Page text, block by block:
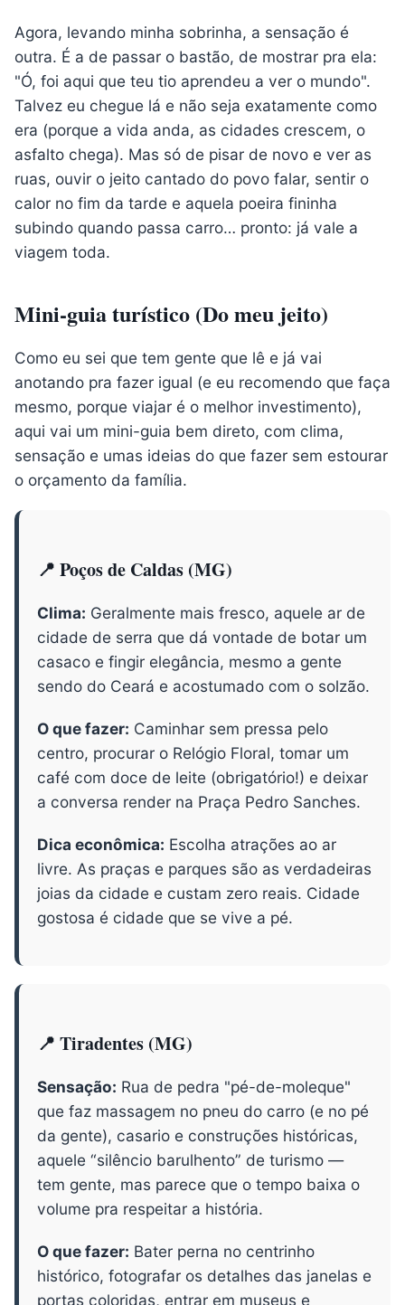
Agora, levando minha sobrinha, a sensação é
outra. É a de passar o bastão, de mostrar pra ela:
"Ó, foi aqui que teu tio aprendeu a ver o mundo".
Talvez eu chegue lá e não seja exatamente como
era (porque a vida anda, as cidades crescem, o
asfalto chega). Mas só de pisar de novo e ver as
ruas, ouvir o jeito cantado do povo falar, sentir o
calor no fim da tarde e aquela poeira fininha
subindo quando passa carro… pronto: já vale a
viagem toda.
Mini-guia turístico (Do meu jeito)
Como eu sei que tem gente que lê e já vai
anotando pra fazer igual (e eu recomendo que faça
mesmo, porque viajar é o melhor investimento),
aqui vai um mini-guia bem direto, com clima,
sensação e umas ideias do que fazer sem estourar
o orçamento da família.
📍 Poços de Caldas (MG)
Clima: Geralmente mais fresco, aquele ar de
cidade de serra que dá vontade de botar um
casaco e fingir elegância, mesmo a gente
sendo do Ceará e acostumado com o solzão.
O que fazer: Caminhar sem pressa pelo
centro, procurar o Relógio Floral, tomar um
café com doce de leite (obrigatório!) e deixar
a conversa render na Praça Pedro Sanches.
Dica econômica: Escolha atrações ao ar
livre. As praças e parques são as verdadeiras
joias da cidade e custam zero reais. Cidade
gostosa é cidade que se vive a pé.
📍 Tiradentes (MG)
Sensação: Rua de pedra "pé-de-moleque"
que faz massagem no pneu do carro (e no pé
da gente), casario e construções históricas,
aquele “silêncio barulhento” de turismo —
tem gente, mas parece que o tempo baixa o
volume pra respeitar a história.
O que fazer: Bater perna no centrinho
histórico, fotografar os detalhes das janelas e
portas coloridas, entrar em museus e